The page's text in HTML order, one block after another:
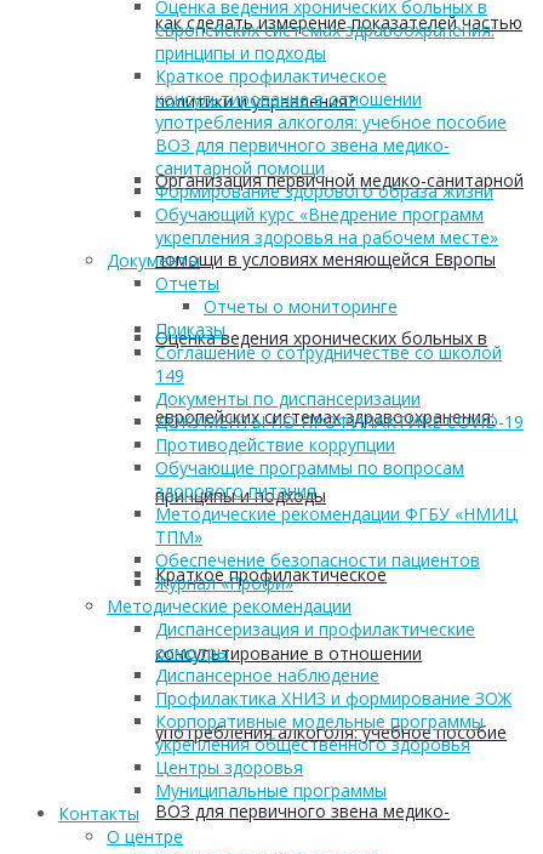
как сделать измерение показателей частью
политики и управления?
Организация первичной медико-санитарной
помощи в условиях меняющейся Европы
Оценка ведения хронических больных в
европейских системах здравоохранения:
принципы и подходы
Краткое профилактическое
консультирование в отношении
употребления алкоголя: учебное пособие
ВОЗ для первичного звена медико-
Оценка ведения хронических больных в
европейских системах здравоохранения:
принципы и подходы
Краткое профилактическое
консультирование в отношении
употребления алкоголя: учебное пособие
ВОЗ для первичного звена медико-
санитарной помощи
Формирование здорового образа жизни
Обучающий курс «Внедрение программ
укрепления здоровья на рабочем месте»
Документы
Отчеты
Отчеты о мониторинге
Приказы
Соглашение о сотрудничестве со школой
149
Документы по диспансеризации
ДОКУМЕНТЫ ПО ПРОФИЛАКТИКЕ COVID-19
Противодействие коррупции
Обучающие программы по вопросам
здорового питания
Методические рекомендации ФГБУ «НМИЦ
ТПМ»
Обеспечение безопасности пациентов
Журнал «Профи»
Методические рекомендации
Диспансеризация и профилактические
осмотры
Диспансерное наблюдение
Профилактика ХНИЗ и формирование ЗОЖ
Корпоративные модельные программы
укрепления общественного здоровья
Центры здоровья
Муниципальные программы
Контакты
О центре